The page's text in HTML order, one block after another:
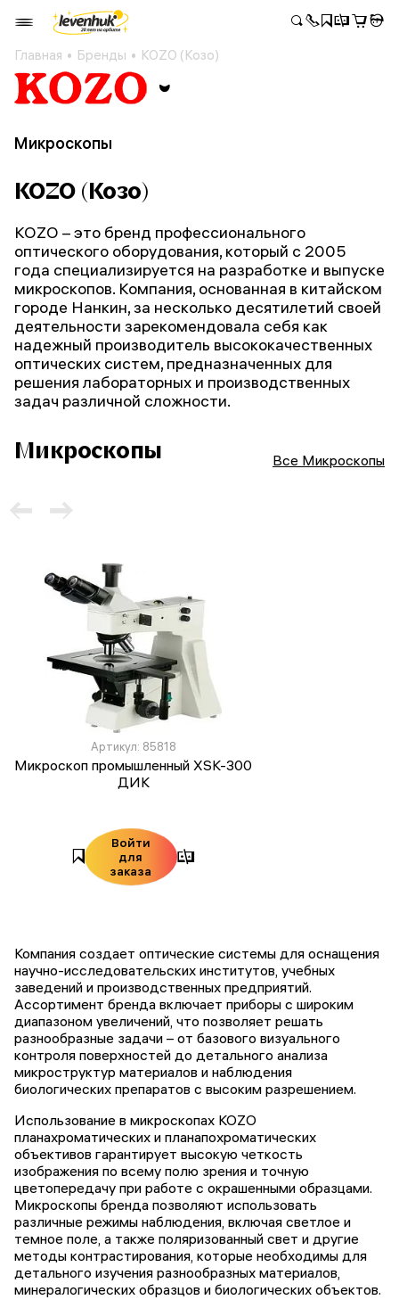
Главная Бренды KOZO (Козо)
Микроскопы
KOZO (Козо)
KOZO – это бренд профессионального
оптического оборудования, который с 2005
года специализируется на разработке и выпуске
микроскопов. Компания, основанная в китайском
городе Нанкин, за несколько десятилетий своей
деятельности зарекомендовала себя как
надежный производитель высококачественных
оптических систем, предназначенных для
решения лабораторных и производственных
задач различной сложности.
Микроскопы Все Микроскопы
Артикул: 85818
Микроскоп промышленный XSK-300
ДИК
Войти
для
заказа
Компания создает оптические системы для оснащения
научно-исследовательских институтов, учебных
заведений и производственных предприятий.
Ассортимент бренда включает приборы с широким
диапазоном увеличений, что позволяет решать
разнообразные задачи – от базового визуального
контроля поверхностей до детального анализа
микроструктур материалов и наблюдения
биологических препаратов с высоким разрешением.
Использование в микроскопах KOZO
планахроматических и планапохроматических
объективов гарантирует высокую четкость
изображения по всему полю зрения и точную
цветопередачу при работе с окрашенными образцами.
Микроскопы бренда позволяют использовать
различные режимы наблюдения, включая светлое и
темное поле, а также поляризованный свет и другие
методы контрастирования, которые необходимы для
детального изучения разнообразных материалов,
минералогических образцов и биологических объектов.